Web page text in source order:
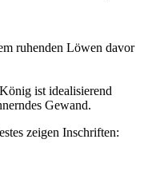
ruhenden Löwen davor
ist idealisierend
Gewand.
zeigen Inschriften: